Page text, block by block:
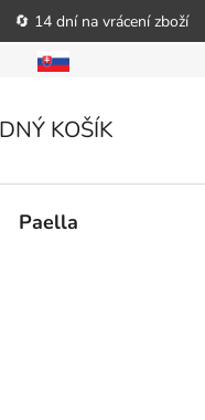
🔄 14 dní na vrácení zboží
Reklamační řád
KOŠÍK
Paella